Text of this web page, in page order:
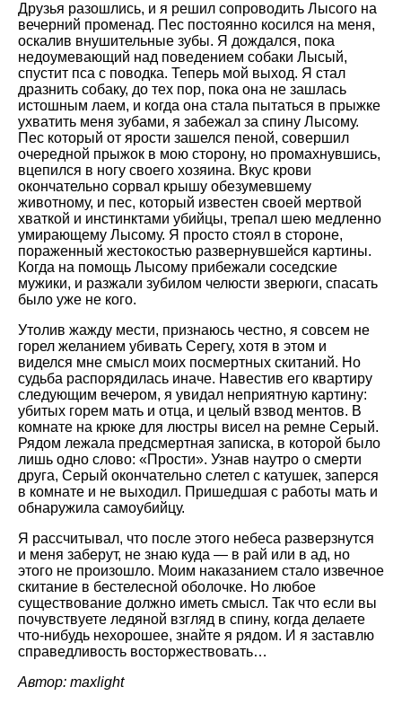
Друзья разошлись, и я решил сопроводить Лысого на
вечерний променад. Пес постоянно косился на меня,
оскалив внушительные зубы. Я дождался, пока
недоумевающий над поведением собаки Лысый,
спустит пса с поводка. Теперь мой выход. Я стал
дразнить собаку, до тех пор, пока она не зашлась
истошным лаем, и когда она стала пытаться в прыжке
ухватить меня зубами, я забежал за спину Лысому.
Пес который от ярости зашелся пеной, совершил
очередной прыжок в мою сторону, но промахнувшись,
вцепился в ногу своего хозяина. Вкус крови
окончательно сорвал крышу обезумевшему
животному, и пес, который известен своей мертвой
хваткой и инстинктами убийцы, трепал шею медленно
умирающему Лысому. Я просто стоял в стороне,
пораженный жестокостью развернувшейся картины.
Когда на помощь Лысому прибежали соседские
мужики, и разжали зубилом челюсти зверюги, спасать
было уже не кого.
Утолив жажду мести, признаюсь честно, я совсем не
горел желанием убивать Серегу, хотя в этом и
виделся мне смысл моих посмертных скитаний. Но
судьба распорядилась иначе. Навестив его квартиру
следующим вечером, я увидал неприятную картину:
убитых горем мать и отца, и целый взвод ментов. В
комнате на крюке для люстры висел на ремне Серый.
Рядом лежала предсмертная записка, в которой было
лишь одно слово: «Прости». Узнав наутро о смерти
друга, Серый окончательно слетел с катушек, заперся
в комнате и не выходил. Пришедшая с работы мать и
обнаружила самоубийцу.
Я рассчитывал, что после этого небеса разверзнутся
и меня заберут, не знаю куда — в рай или в ад, но
этого не произошло. Моим наказанием стало извечное
скитание в бестелесной оболочке. Но любое
существование должно иметь смысл. Так что если вы
почувствуете ледяной взгляд в спину, когда делаете
что-нибудь нехорошее, знайте я рядом. И я заставлю
справедливость восторжествовать…
Автор: maxlight